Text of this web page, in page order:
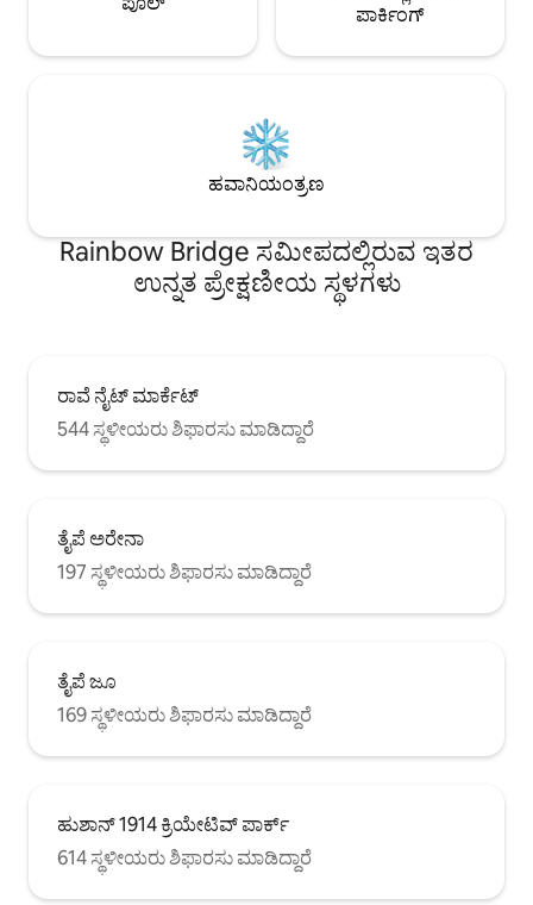
ಕ್ಸಿಯಾವೊ ಪಾರ್ಕಿಂಗ್ ಲಾಟ್ ಮತ್ತು ಬೇಡ್ 3D
ಪಾರ್ಕಿಂಗ್ ಲಾಟ್ ಇವೆ, ಅವು ಕಾಲ್ನಡಿಗೆಯಲ್ಲಿ
ಸುಮಾರು 5-10 ನಿಮಿಷಗಳಷ್ಟು ದೂರದಲ್ಲಿವೆ. <
ಮೆಮೋರಿಯಲ್ ಹಾಲ್ 1.9 ಕಿ. ತೈಪೆ 101 2.2 ಕಿ .ಮೀ
< ಸಾರ್ವಜನಿಕ ಸಾರಿಗೆ > ಸಬ್‌ವೇ ಸ್ಟೇಷನ್ •
ಸಾಂಗ್‌ಶಾನ್ ಸ್ಟೇಷನ್ 50 ಮೀ ರೈಲು ನಿಲ್ದಾಣ •
ಸಾಂಗ್‌ಶಾನ್ ರೈಲು ನಿಲ್ದಾಣ 300 ಮೀ ವಿಮಾನ
ನಿಲ್ದಾಣ • ಮತ್ಸುಯಾಮಾ ವಿಮಾನ ನಿಲ್ದಾಣ 2.9 ಕಿ
.ಮೀ
ಕಾರಿನಲ್ಲಿ ಸುಮಾರು
ಮಧ್ಯಭಾಗದಲ್ಲಿದೆ, ಡ 'ಆನ್
ನಿಮಿಷಗಳು. MRT
ನಿಮಿಷಗಳು
10 ನಿಮಿಷಗಳು ಡಾ
ಪಾರ್ಕಿಂಗ್
ಹವಾನಿಯಂತ್ರಣ
Rainbow Bridge ಸಮೀಪದಲ್ಲಿರುವ ಇತರ
ಉನ್ನತ ಪ್ರೇಕ್ಷಣೀಯ ಸ್ಥಳಗಳು
ರಾವೆ ನೈಟ್ ಮಾರ್ಕೆಟ್
544 ಸ್ಥಳೀಯರು ಶಿಫಾರಸು ಮಾಡಿದ್ದಾರೆ
ತೈಪೆ ಅರೇನಾ
197 ಸ್ಥಳೀಯರು ಶಿಫಾರಸು ಮಾಡಿದ್ದಾರೆ
ತೈಪೆ ಜೂ
169 ಸ್ಥಳೀಯರು ಶಿಫಾರಸು ಮಾಡಿದ್ದಾರೆ
ಹುಶಾನ್ 1914 ಕ್ರಿಯೇಟಿವ್ ಪಾರ್ಕ್
614 ಸ್ಥಳೀಯರು ಶಿಫಾರಸು ಮಾಡಿದ್ದಾರೆ